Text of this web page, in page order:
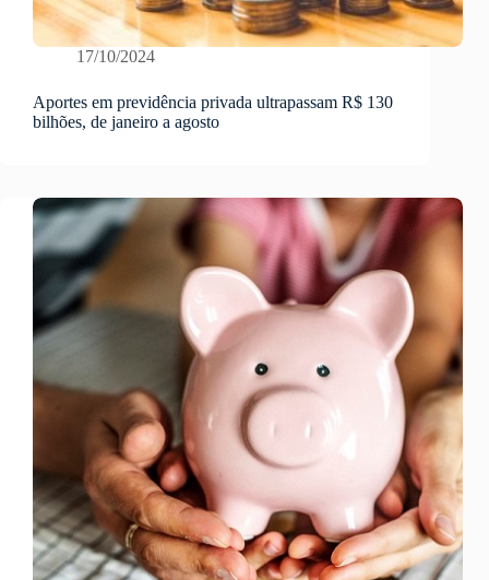
17/10/2024
Aportes em previdência privada ultrapassam R$ 130
bilhões, de janeiro a agosto